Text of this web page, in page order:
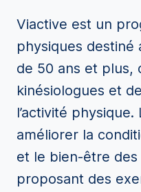
Viactive est un
physiques destiné
de 50 ans et plus,
kinésiologues et
l’activité
améliorer la
et le bien-être
proposant des